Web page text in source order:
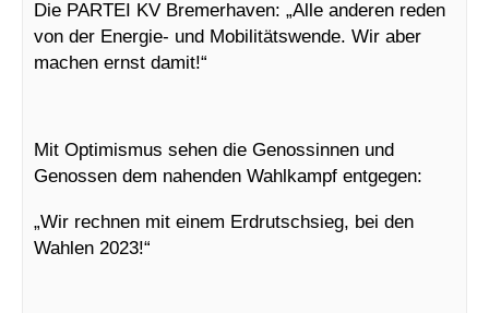
Die PARTEI KV Bremerhaven: „Alle anderen reden
von der Energie- und Mobilitätswende. Wir aber
machen ernst damit!“
Mit Optimismus sehen die Genossinnen und
Genossen dem nahenden Wahlkampf entgegen:
„Wir rechnen mit einem Erdrutschsieg, bei den
Wahlen 2023!“